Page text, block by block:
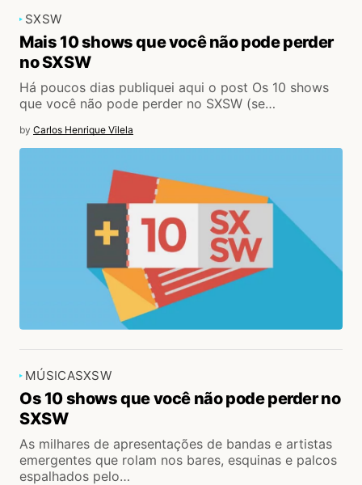
SXSW
Mais 10 shows que você não pode perder
no SXSW
Há poucos dias publiquei aqui o post Os 10 shows
que você não pode perder no SXSW (se…
by Carlos Henrique Vilela
MÚSICASXSW
Os 10 shows que você não pode perder no
SXSW
As milhares de apresentações de bandas e artistas
emergentes que rolam nos bares, esquinas e palcos
espalhados pelo…